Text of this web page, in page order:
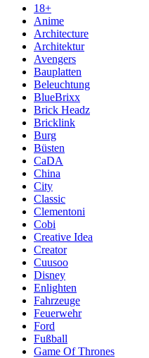
18+
Anime
Architecture
Architektur
Avengers
Bauplatten
Beleuchtung
BlueBrixx
Brick Headz
Bricklink
Burg
Büsten
CaDA
China
City
Classic
Clementoni
Cobi
Creative Idea
Creator
Cuusoo
Disney
Enlighten
Fahrzeuge
Feuerwehr
Ford
Fußball
Game Of Thrones